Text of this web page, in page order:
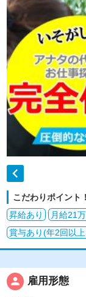

こだわりポイント！
昇給あり
月給21
賞与あり(年2回以上
person 雇用形態